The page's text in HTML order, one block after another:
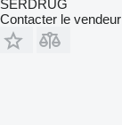
SERDRUG
Contacter le vendeur